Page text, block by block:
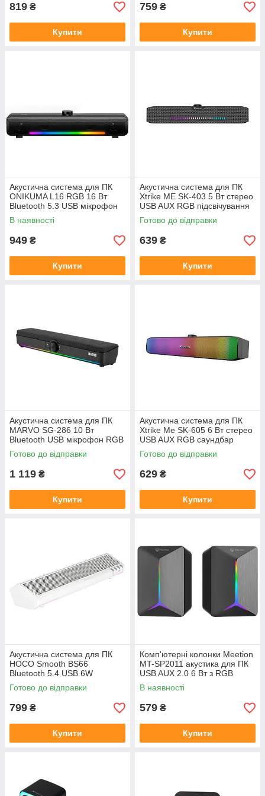
819 ₴
Купити
759 ₴
Купити
Акустична система для ПК
ONIKUMA L16 RGB 16 Вт
Bluetooth 5.3 USB мікрофон
В наявності
949 ₴
Купити
Акустична система для ПК
Xtrike ME SK-403 5 Вт стерео
USB AUX RGB підсвічування
Готово до відправки
639 ₴
Купити
Акустична система для ПК
MARVO SG-286 10 Вт
Bluetooth USB мікрофон RGB
підсвічування
Готово до відправки
1 119 ₴
Купити
Акустична система для ПК
Xtrike Me SK-605 6 Вт стерео
USB AUX RGB саундбар
Готово до відправки
629 ₴
Купити
Акустична система для ПК
HOCO Smooth BS66
Bluetooth 5.4 USB 6W
Готово до відправки
799 ₴
Купити
Комп'ютерні колонки Meetion
MT-SP2011 акустика для ПК
USB AUX 2.0 6 Вт з RGB
підсвіткою
В наявності
579 ₴
Купити